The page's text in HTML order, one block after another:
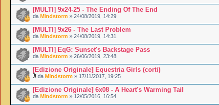
[MULTI] 9x24-25 - The Ending Of The End
da Mindstorm » 24/08/2019, 14:29
[MULTI] 9x26 - The Last Problem
da Mindstorm » 24/08/2019, 14:31
[MULTI] EqG: Sunset's Backstage Pass
da Mindstorm » 26/06/2019, 23:48
[Edizione Originale] Equestria Girls (corti)
da Mindstorm » 17/11/2017, 19:25
[Edizione Originale] 6x08 - A Heart's Warming Tail
da Mindstorm » 12/05/2016, 16:54